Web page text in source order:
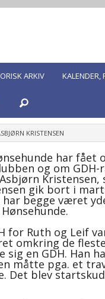
avlsgodkendt?
ARKIV KALENDER,
Find og
Find og
Fælles
Gamle
KRISTENSEN
har fået
og om GDH-
gik bort i
begge været
for Ruth og Leif
omkring de
sig en GDH. Han
måtte pga. et
Det blev